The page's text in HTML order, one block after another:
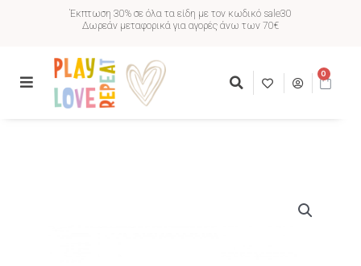
Έκπτωση 30% σε όλα τα είδη με τον κωδικό sale30
Δωρεάν μεταφορικά για αγορές άνω των 70€
0